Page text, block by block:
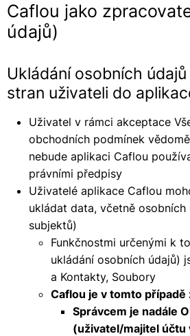
Caflou jako
údajů)
Ukládání osobních
stran uživateli do
Uživatel v rámci akceptace
obchodních podmínek
nebude aplikaci Caflou
právními předpisy
Uživatelé aplikace Caflou
ukládat data, včetně osobních
subjektů)
Funkčnostmi určenými k
ukládání osobních údajů)
a Kontakty, Soubory
Caflou je v tomto
Správcem je nadále
(uživatel/majitel účtu